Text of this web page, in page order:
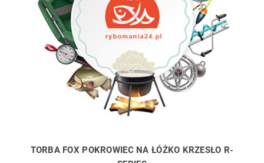
TORBA FOX POKROWIEC NA ŁÓŻKO KRZESŁO R-